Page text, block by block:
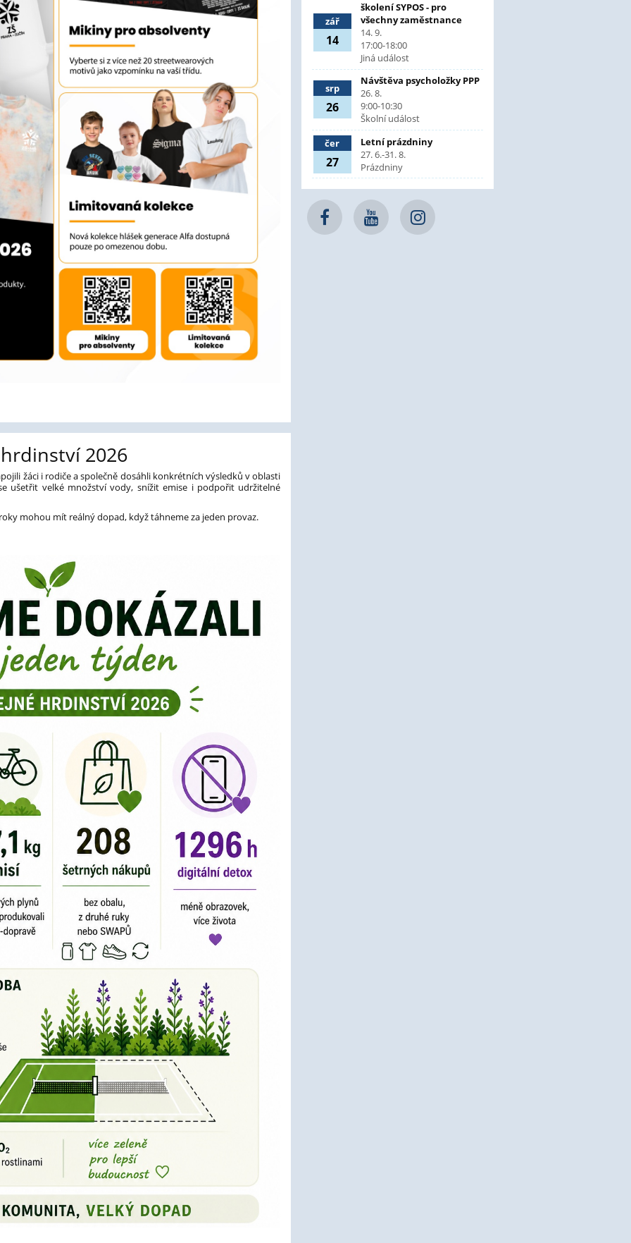
2026
žáci i rodiče a společně dosáhli konkrétních výsledků v oblasti
ušetřit velké množství vody, snížit emise i podpořit udržitelné
mohou mít reálný dopad, když táhneme za jeden provaz.
zář
14
školení SYPOS - pro
všechny zaměstnance
14. 9.
17:00-18:00
Jiná událost
srp
26
Návštěva psycholožky PPP
26. 8.
9:00-10:30
Školní událost
čer
27
Letní prázdniny
27. 6.-31. 8.
Prázdniny